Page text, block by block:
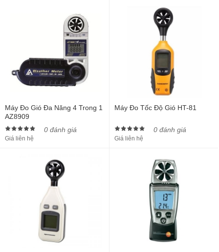
Máy Đo Gió Đa Năng 4 Trong 1
AZ8909
0 đánh giá
Giá liên hệ
Máy Đo Tốc Độ Gió HT-81
0 đánh giá
Giá liên hệ